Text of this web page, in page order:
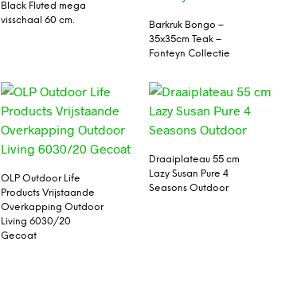
Black Fluted mega
visschaal 60 cm.
Barkruk Bongo –
35x35cm Teak –
Fonteyn Collectie
OLP Outdoor Life
Products Vrijstaande
Overkapping Outdoor
Living 6030/20
Gecoat
Draaiplateau 55 cm
Lazy Susan Pure 4
Seasons Outdoor